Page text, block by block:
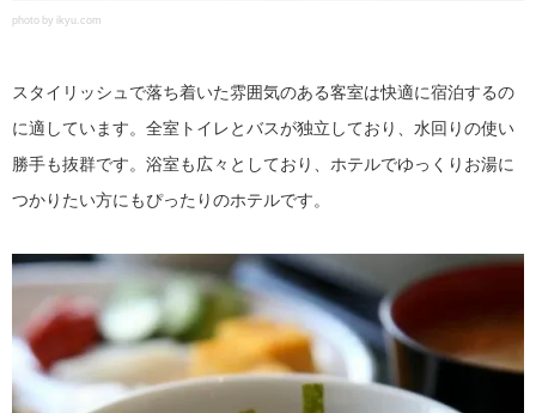
photo by ikyu.com
スタイリッシュで落ち着いた雰囲気のある客室は快適に宿泊するの
に適しています。全室トイレとバスが独立しており、水回りの使い
勝手も抜群です。浴室も広々としており、ホテルでゆっくりお湯に
つかりたい方にもぴったりのホテルです。